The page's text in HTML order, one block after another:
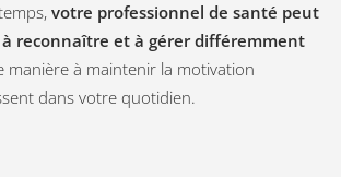
votre professionnel de santé peut
reconnaître et à gérer différemment
manière à maintenir la motivation
dans votre quotidien.